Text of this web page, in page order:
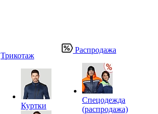
Трикотаж
Куртки
Распродажа
Спецодежда
(распродажа)